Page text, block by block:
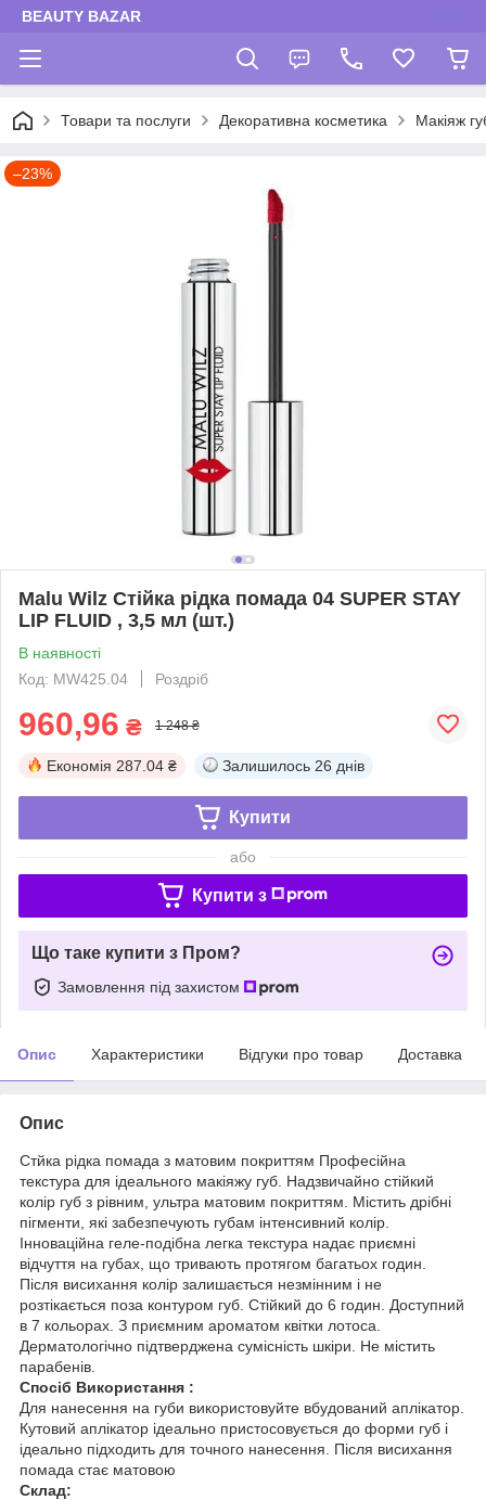
BEAUTY BAZAR
Товари та послуги Декоративна косметика Макіяж
–23%
Malu Wilz Стійка рідка помада 04 SUPER STAY
LIP FLUID , 3,5 мл (шт.)
В наявності
Код: MW425.04
Роздріб
960,96 ₴ 1 248 ₴
Економія 287.04 ₴ Залишилось 26 днів
Купити
або
Купити з
Що таке купити з Пром?
Замовлення під захистом
Опис Характеристики Відгуки про товар Доставка
Опис
Стйка рідка помада з матовим покриттям Професійна
текстура для ідеального макіяжу губ. Надзвичайно стійкий
колір губ з рівним, ультра матовим покриттям. Містить дрібні
пігменти, які забезпечують губам інтенсивний колір.
Інноваційна геле-подібна легка текстура надає приємні
відчуття на губах, що тривають протягом багатьох годин.
Після висихання колір залишається незмінним і не
розтікається поза контуром губ. Стійкий до 6 годин. Доступний
в 7 кольорах. З приємним ароматом квітки лотоса.
Дерматологічно підтверджена сумісність шкіри. Не містить
парабенів.
Спосіб Використання :
Для нанесення на губи використовуйте вбудований аплікатор.
Кутовий аплікатор ідеально пристосовується до форми губ і
ідеально підходить для точного нанесення. Після висихання
помада стає матовою
Склад: